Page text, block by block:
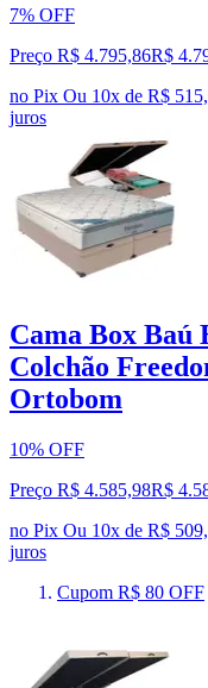
7% OFF
Preço R$ 4.795,86R$
no Pix Ou 10x de R$
juros
Cama Box Baú
Colchão
Ortobom
10% OFF
Preço R$ 4.585,98R$
no Pix Ou 10x de R$
juros
Cupom R$ 80 OFF